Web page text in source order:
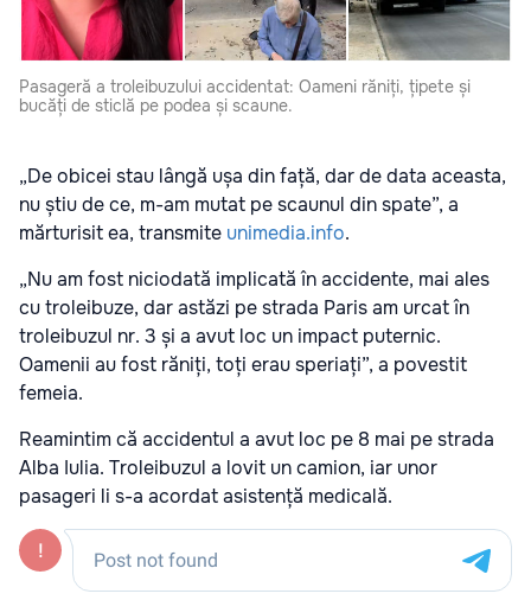
Pasageră a troleibuzului accidentat: Oameni răniți, țipete și
bucăți de sticlă pe podea și scaune.
„De obicei stau lângă ușa din față, dar de data aceasta,
nu știu de ce, m-am mutat pe scaunul din spate”, a
mărturisit ea, transmite unimedia.info.
„Nu am fost niciodată implicată în accidente, mai ales
cu troleibuze, dar astăzi pe strada Paris am urcat în
troleibuzul nr. 3 și a avut loc un impact puternic.
Oamenii au fost răniți, toți erau speriați”, a povestit
femeia.
Reamintim că accidentul a avut loc pe 8 mai pe strada
Alba Iulia. Troleibuzul a lovit un camion, iar unor
pasageri li s-a acordat asistență medicală.